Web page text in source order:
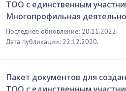
ТОО с единственным
Многопрофильная
Последнее обновление: 20.11.2022.
Дата публикации: 22.12.2020.
Пакет документов для